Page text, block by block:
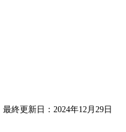
最終更新日：2024年12月29日